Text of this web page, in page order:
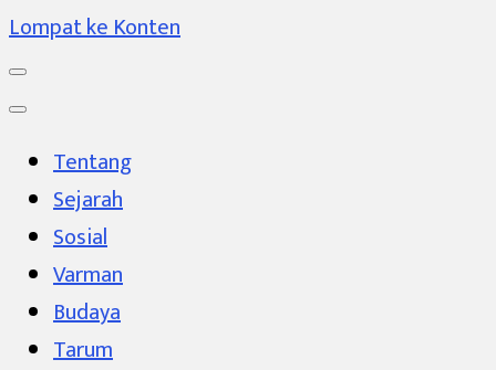
Lompat ke Konten
Tentang
Sejarah
Sosial
Varman
Budaya
Tarum